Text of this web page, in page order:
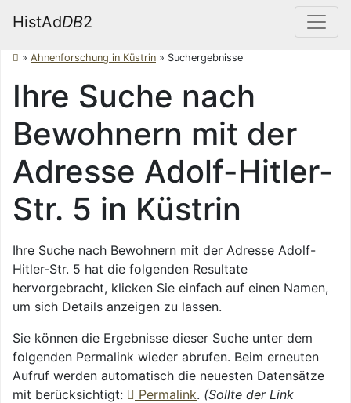
HistAdDB2
» Ahnenforschung in Küstrin » Suchergebnisse
Ihre Suche nach
Bewohnern mit der
Adresse Adolf-Hitler-
Str. 5 in Küstrin
Ihre Suche nach Bewohnern mit der Adresse Adolf-
Hitler-Str. 5 hat die folgenden Resultate
hervorgebracht, klicken Sie einfach auf einen Namen,
um sich Details anzeigen zu lassen.
Sie können die Ergebnisse dieser Suche unter dem
folgenden Permalink wieder abrufen. Beim erneuten
Aufruf werden automatisch die neuesten Datensätze
mit berücksichtigt:
Permalink. (Sollte der Link